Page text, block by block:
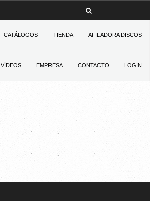
CATÁLOGOS TIENDA AFILADORA DISCOS
VÍDEOS EMPRESA CONTACTO LOGIN